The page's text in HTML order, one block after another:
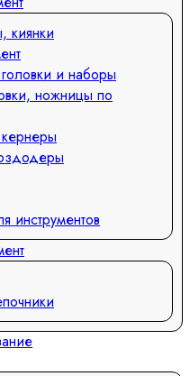
киянки
и наборы
ножницы по
инструментов